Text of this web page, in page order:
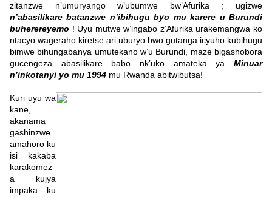
zitanzwe n’umuryango w’ubumwe bw’Afurika ; ugizwe
n’abasilikare batanzwe n’ibihugu byo mu karere u Burundi
buherereyemo ! Uyu mutwe w’ingabo z’Afurika urakemangwa ko
ntacyo wageraho kiretse ari uburyo bwo gutanga icyuho kubihugu
bimwe bihungabanya umutekano w’u Burundi, maze bigashobora
gucengeza abasilikare babo nk’uko amateka ya Minuar
n’inkotanyi yo mu 1994 mu Rwanda abitwibutsa!
Kuri uyu wa
kane,
akanama
gashinzwe
amahoro ku
isi kakaba
karakomez
a kujya
impaka ku